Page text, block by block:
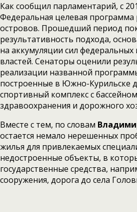
Как сообщил парламентарий, с
Федеральная целевая программа
островов. Прошедший период
результативность подхода,
на аккумуляции сил
властей. Сенаторы оценили
реализации названной
построенные в Южно-Курильске
спортивный комплекс с
здравоохранения и дорожного
Вместе с тем, по словам
остается немало нерешенных
жилья для привлекаемых
недостроенные объекты, в
государственные средства,
сооружения, дорога до села